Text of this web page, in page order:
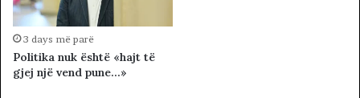
3 days më parë
Politika nuk është «hajt të
gjej një vend pune…»